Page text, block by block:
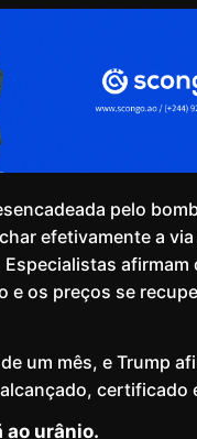
pelo
efetivamente a
afirmam
e os preços se
um mês, e Trump
certificado
ao urânio.